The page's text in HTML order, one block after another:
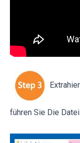
führen Sie Die